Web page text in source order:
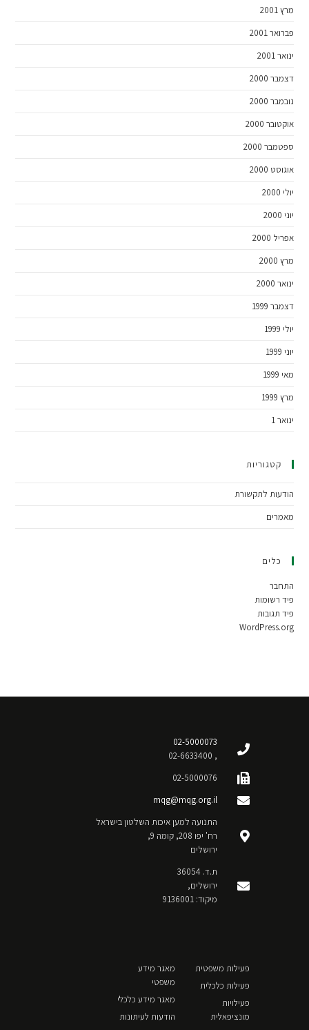
מרץ 2001
פברואר 2001
ינואר 2001
דצמבר 2000
נובמבר 2000
אוקטובר 2000
ספטמבר 2000
אוגוסט 2000
יולי 2000
יוני 2000
אפריל 2000
מרץ 2000
ינואר 2000
דצמבר 1999
יולי 1999
יוני 1999
מאי 1999
מרץ 1999
ינואר 1
קטגוריות
הודעות לתקשורת
מאמרים
כלים
התחבר
פיד רשומות
פיד תגובות
WordPress.org
02-5000073
, 02-6633400
02-5000076
mqg@mqg.org.il
התנועה למען איכות השלטון בישראל
רח' יפו 208, קומה 9,
ירושלים
ת.ד. 36054
ירושלים,
מיקוד: 9136001
פעילות משפטית
פעילות כלכלית
פעילויות
מונציפאלית
מאגר מידע
משפטי
מאגר מידע כלכלי
הודעות לעיתונות